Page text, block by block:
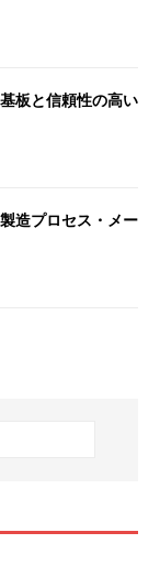
板と信頼性の高い
造プロセス・メー